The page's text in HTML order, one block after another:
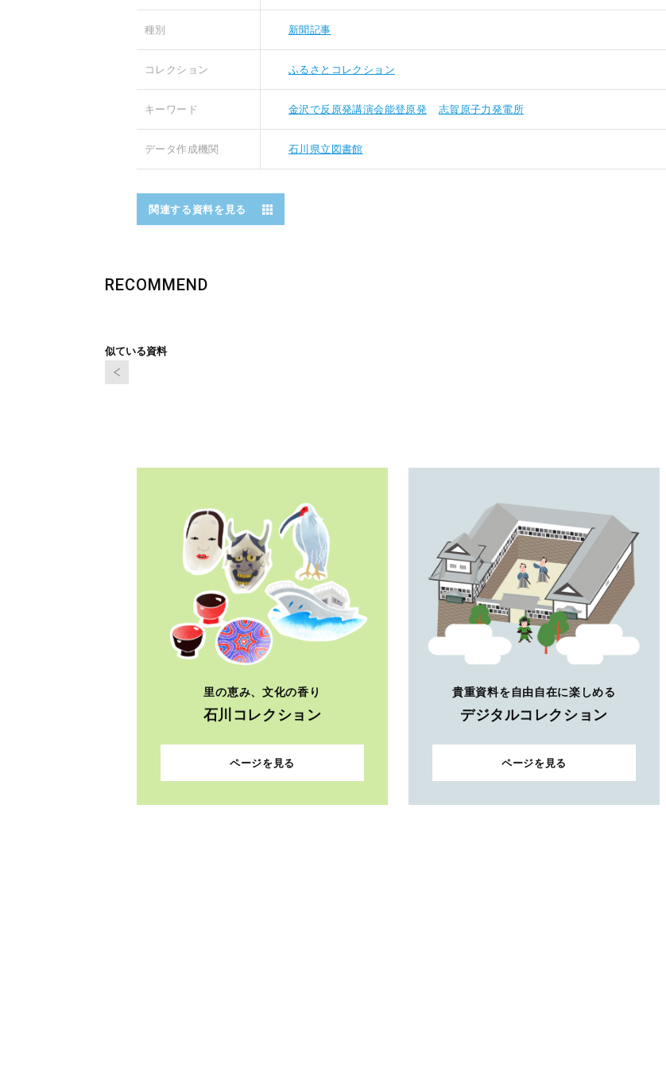
種別 新聞記事
コレクション ふるさとコレクション
キーワード 金沢で反原発講演会能登原発 志賀原子力発電所
データ作成機関 石川県立図書館
関連する資料を見る
RECOMMEND
似ている資料
里の恵み、文化の香り
石川コレクション
ページを見る
貴重資料を自由自在に楽しめる
デジタルコレクション
ページを見る